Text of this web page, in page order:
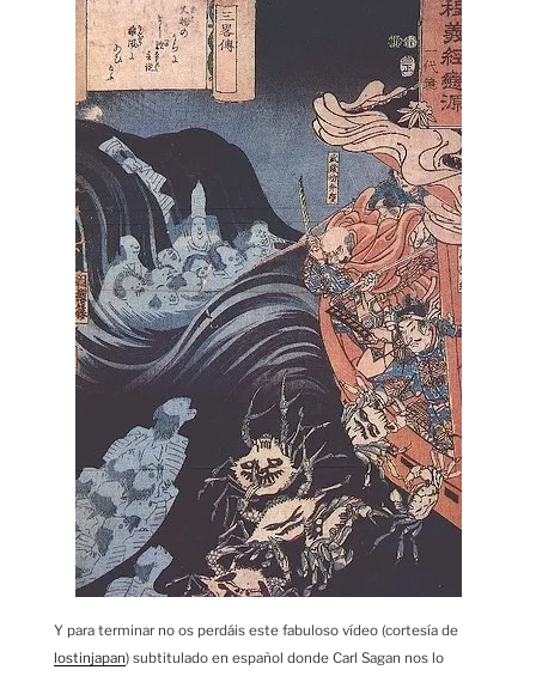
Y para terminar no os perdáis este fabuloso vídeo (cortesía de
lostinjapan) subtitulado en español donde Carl Sagan nos lo